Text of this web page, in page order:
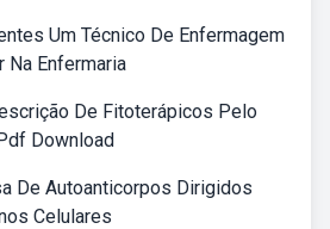
Um Técnico De Enfermagem
Na Enfermaria
De Fitoterápicos Pelo
Download
De Autoanticorpos Dirigidos
Celulares